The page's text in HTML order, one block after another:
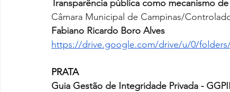
Transparência pública como mecanismo
Câmara Municipal de Campinas/
Fabiano Ricardo Boro Alves
https://drive.google.com/drive/u/0/folders/
PRATA
Guia Gestão de Integridade Privada -